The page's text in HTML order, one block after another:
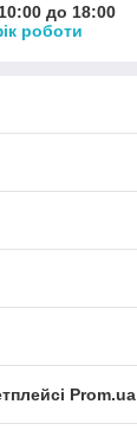
до 18:00
роботи
Prom.ua